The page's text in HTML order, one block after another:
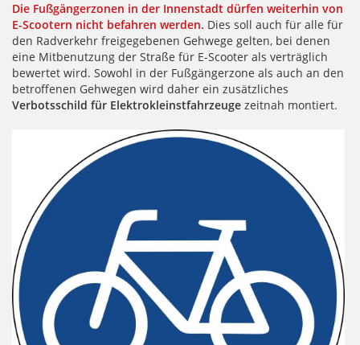
Die Fußgängerzonen in der Innenstadt dürfen weiterhin von
E-Scootern nicht befahren werden. Dies soll auch für alle für
den Radverkehr freigegebenen Gehwege gelten, bei denen
eine Mitbenutzung der Straße für E-Scooter als verträglich
bewertet wird. Sowohl in der Fußgängerzone als auch an den
betroffenen Gehwegen wird daher ein zusätzliches
Verbotsschild für Elektrokleinstfahrzeuge zeitnah montiert.